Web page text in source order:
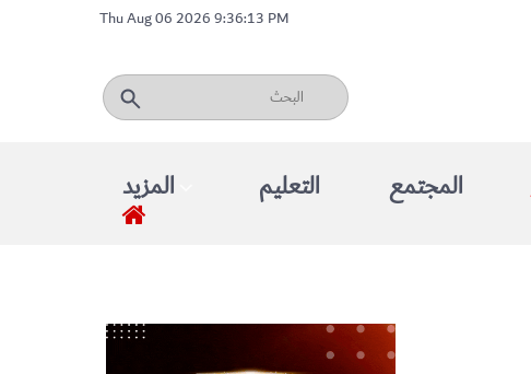
Thu Aug 06 2026 9:36:13 PM
المزيد التعليم المجتمع